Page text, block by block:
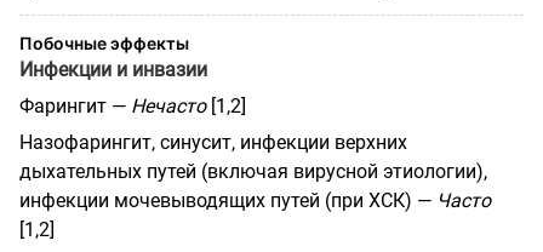
Побочные эффекты
Инфекции и инвазии
Фарингит — Нечасто[1,2]
Назофарингит, синусит, инфекции верхних
дыхательных путей (включая вирусной этиологии),
инфекции мочевыводящих путей (при ХСК) — Часто
[1,2]